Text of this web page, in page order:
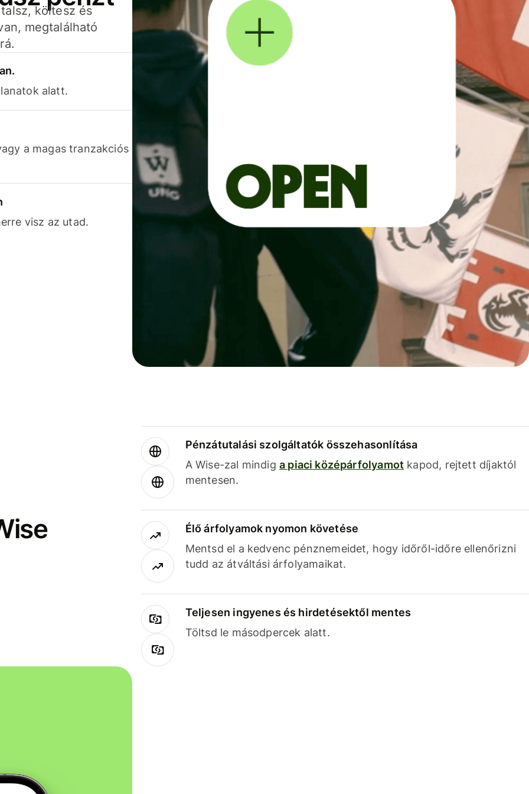
költesz és
megtalálható
alatt.
a magas tranzakciós
visz az utad.
Pénzátutalási szolgáltatók összehasonlítása
A Wise-zal mindig a piaci középárfolyamot kapod, rejtett díjaktól
mentesen.
Élő árfolyamok nyomon követése
Mentsd el a kedvenc pénznemeidet, hogy időről-időre ellenőrizni
tudd az átváltási árfolyamaikat.
Teljesen ingyenes és hirdetésektől mentes
Töltsd le másodpercek alatt.